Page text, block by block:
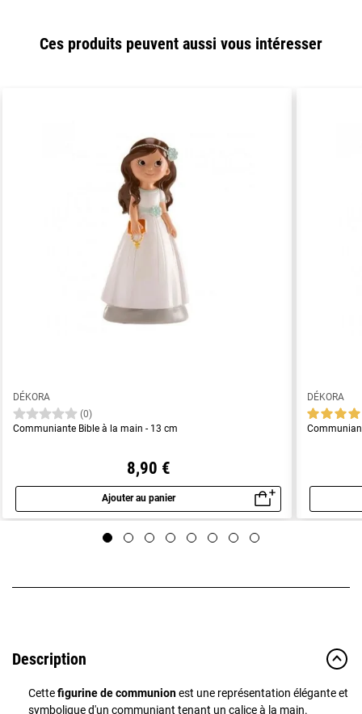
Ces produits peuvent aussi vous intéresser
DÉKORA
(0)
Communiante Bible à la main - 13 cm
8,90 €
Ajouter au panier
Aperçu rapide
DÉKORA
Description
Cettefigurine de communionest une représentation élégante et
symbolique d'un communiant tenant un calice à la main.